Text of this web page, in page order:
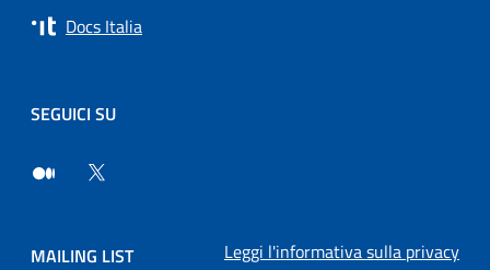
Docs Italia
SEGUICI SU
MAILING LIST Leggi l'informativa sulla privacy